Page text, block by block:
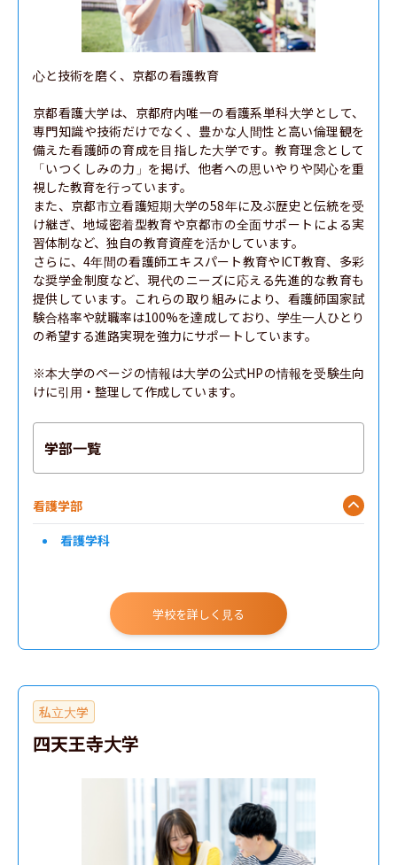
心と技術を磨く、京都の看護教育
京都看護大学は、京都府内唯一の看護系単科大学として、
専門知識や技術だけでなく、豊かな人間性と高い倫理観を
備えた看護師の育成を目指した大学です。教育理念として
「いつくしみの力」を掲げ、他者への思いやりや関心を重
視した教育を行っています。
また、京都市立看護短期大学の58年に及ぶ歴史と伝統を受
け継ぎ、地域密着型教育や京都市の全面サポートによる実
習体制など、独自の教育資産を活かしています。
さらに、4年間の看護師エキスパート教育やICT教育、多彩
な奨学金制度など、現代のニーズに応える先進的な教育も
提供しています。これらの取り組みにより、看護師国家試
験合格率や就職率は100%を達成しており、学生一人ひとり
の希望する進路実現を強力にサポートしています。
※本大学のページの情報は大学の公式HPの情報を受験生向
けに引用・整理して作成しています。
学部一覧
看護学部
看護学科
学校を詳しく見る
私立大学
四天王寺大学